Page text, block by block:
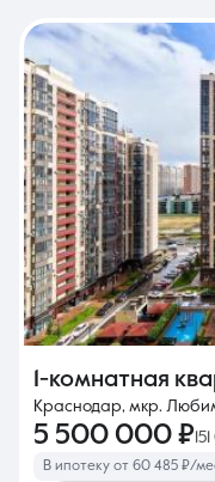
1-комнатная
Краснодар, мкр.
5 500 000 ₽
В ипотеку от 60 485 ₽/